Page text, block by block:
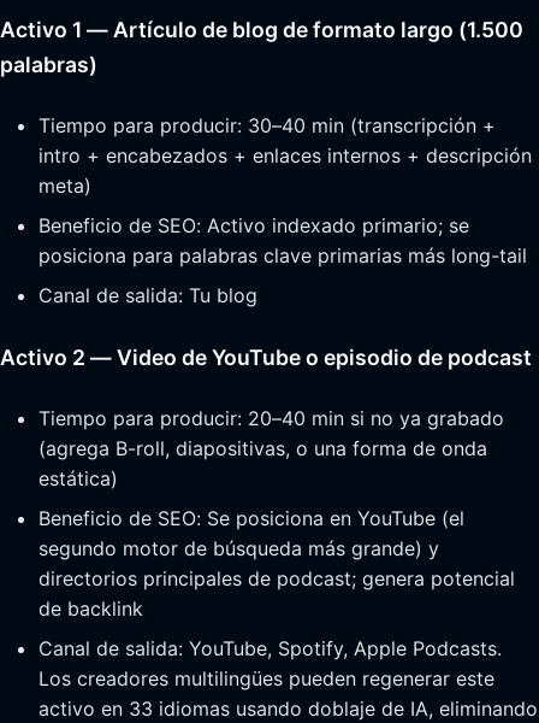
Activo 1 — Artículo de blog de formato largo (1.500
palabras)
Tiempo para producir: 30–40 min (transcripción +
intro + encabezados + enlaces internos + descripción
meta)
Beneficio de SEO: Activo indexado primario; se
posiciona para palabras clave primarias más long-tail
Canal de salida: Tu blog
Activo 2 — Video de YouTube o episodio de podcast
Tiempo para producir: 20–40 min si no ya grabado
(agrega B-roll, diapositivas, o una forma de onda
estática)
Beneficio de SEO: Se posiciona en YouTube (el
segundo motor de búsqueda más grande) y
directorios principales de podcast; genera potencial
de backlink
Canal de salida: YouTube, Spotify, Apple Podcasts.
Los creadores multilingües pueden regenerar este
activo en 33 idiomas usando doblaje de IA, eliminando